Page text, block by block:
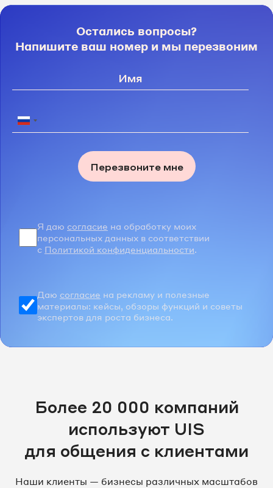
Остались вопросы?
Напишите ваш номер и мы перезвоним
Перезвоните мне
Я даю согласие на обработку моих
персональных данных в соответствии
с Политикой конфиденциальности.
Даю согласие на рекламу и полезные
материалы: кейсы, обзоры функций и советы
экспертов для роста бизнеса.
Более 20 000 компаний
используют UIS
для общения с клиентами
Наши клиенты — бизнесы различных масштабов